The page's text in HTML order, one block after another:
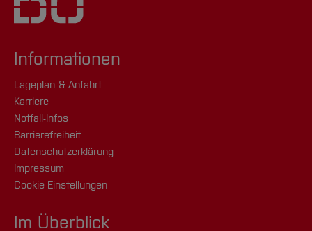
Informationen
Lageplan & Anfahrt
Karriere
Notfall-Infos
Barrierefreiheit
Datenschutzerklärung
Impressum
Cookie-Einstellungen
Im Überblick